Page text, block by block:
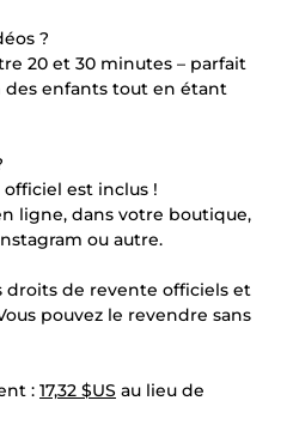
?
20 et 30 minutes – parfait
enfants tout en étant
est inclus !
ligne, dans votre boutique,
ou autre.
droits de revente officiels et
pouvez le revendre sans
: 17,32 $US au lieu de